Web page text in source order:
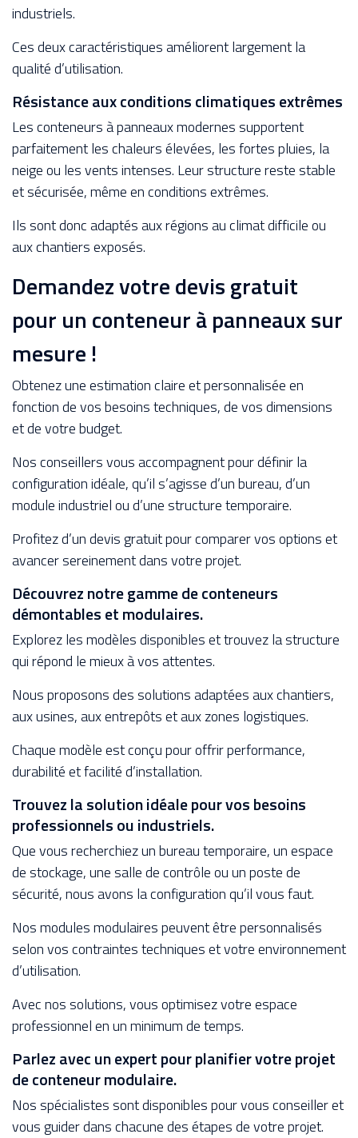
industriels.
Ces deux caractéristiques améliorent largement la
qualité d’utilisation.
Résistance aux conditions climatiques extrêmes
Les conteneurs à panneaux modernes supportent
parfaitement les chaleurs élevées, les fortes pluies, la
neige ou les vents intenses. Leur structure reste stable
et sécurisée, même en conditions extrêmes.
Ils sont donc adaptés aux régions au climat difficile ou
aux chantiers exposés.
Demandez votre devis gratuit
pour un conteneur à panneaux sur
mesure !
Obtenez une estimation claire et personnalisée en
fonction de vos besoins techniques, de vos dimensions
et de votre budget.
Nos conseillers vous accompagnent pour définir la
configuration idéale, qu’il s’agisse d’un bureau, d’un
module industriel ou d’une structure temporaire.
Profitez d’un devis gratuit pour comparer vos options et
avancer sereinement dans votre projet.
Découvrez notre gamme de conteneurs
démontables et modulaires.
Explorez les modèles disponibles et trouvez la structure
qui répond le mieux à vos attentes.
Nous proposons des solutions adaptées aux chantiers,
aux usines, aux entrepôts et aux zones logistiques.
Chaque modèle est conçu pour offrir performance,
durabilité et facilité d’installation.
Trouvez la solution idéale pour vos besoins
professionnels ou industriels.
Que vous recherchiez un bureau temporaire, un espace
de stockage, une salle de contrôle ou un poste de
sécurité, nous avons la configuration qu’il vous faut.
Nos modules modulaires peuvent être personnalisés
selon vos contraintes techniques et votre environnement
d’utilisation.
Avec nos solutions, vous optimisez votre espace
professionnel en un minimum de temps.
Parlez avec un expert pour planifier votre projet
de conteneur modulaire.
Nos spécialistes sont disponibles pour vous conseiller et
vous guider dans chacune des étapes de votre projet.